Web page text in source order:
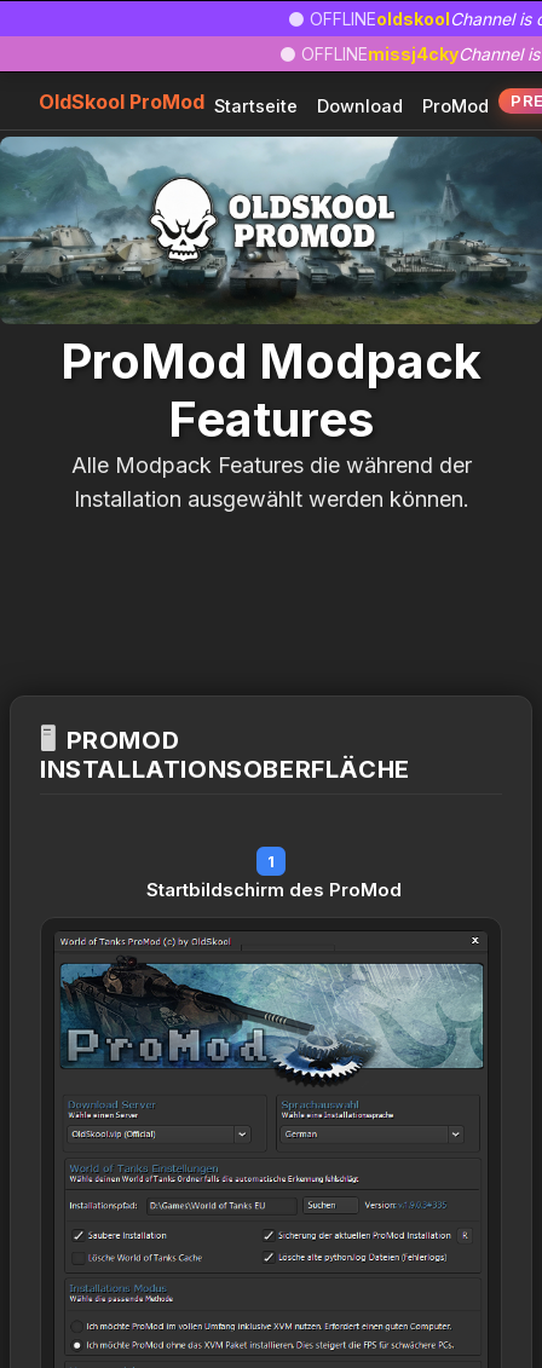
⚫ OFFLINEoldskoolChannel is
⚫ OFFLINEmissj4ckyChannel
Hauptinhalt
Navigation
Footer
OldSkool ProMod Startseite Download ProMod
ProMod Modpack
Features
Alle Modpack Features die während der
Installation ausgewählt werden können.
🖥️ PROMOD
INSTALLATIONSOBERFLÄCHE
1
Startbildschirm des ProMod